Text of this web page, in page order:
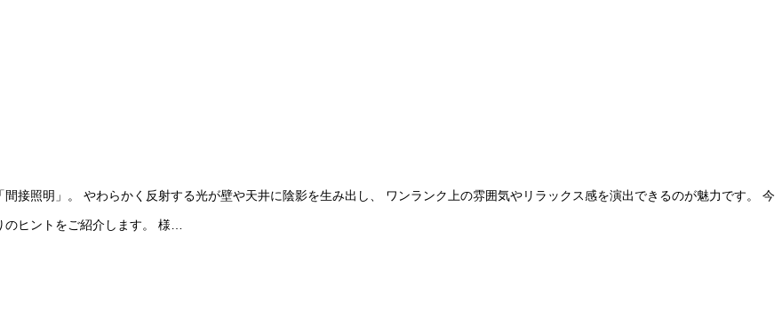
接照明」。 やわらかく反射する光が壁や天井に陰影を生み出し、 ワンランク上の雰囲気やリラックス感を演出できるのが魅力です。 今
のヒントをご紹介します。 様…